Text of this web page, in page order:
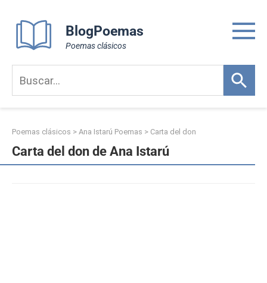
content
BlogPoemas
Poemas clásicos
Poemas clásicos > Ana Istarú Poemas > Carta del don
Carta del don de Ana Istarú